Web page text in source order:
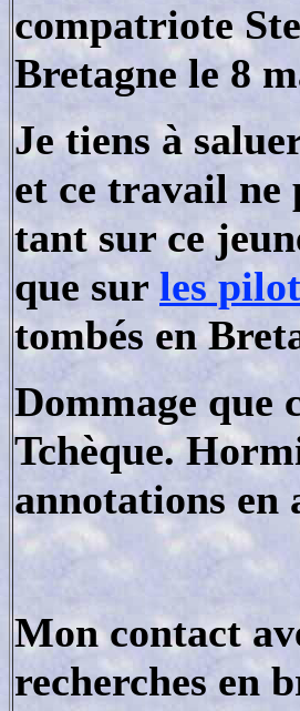
compatriote
Bretagne le 8
Je tiens à
et ce travail ne
tant sur ce
que sur les
tombés en
Dommage que
Tchèque.
annotations en
Mon contact
recherches en